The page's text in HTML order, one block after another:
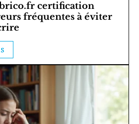
certification
fréquentes à éviter